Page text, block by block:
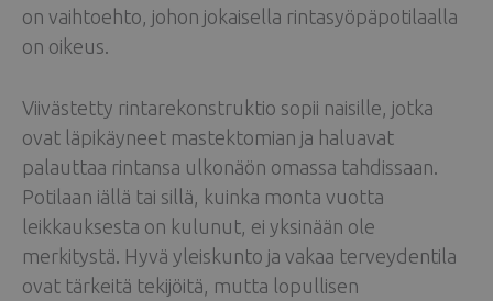
on vaihtoehto, johon jokaisella rintasyöpäpotilaalla
on oikeus.
Viivästetty rintarekonstruktio sopii naisille, jotka
ovat läpikäyneet mastektomian ja haluavat
palauttaa rintansa ulkonäön omassa tahdissaan.
Potilaan iällä tai sillä, kuinka monta vuotta
leikkauksesta on kulunut, ei yksinään ole
merkitystä. Hyvä yleiskunto ja vakaa terveydentila
ovat tärkeitä tekijöitä, mutta lopullisen